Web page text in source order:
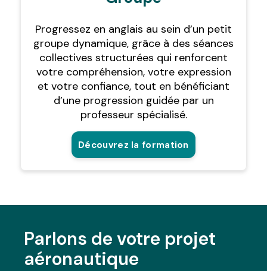
Progressez en anglais au sein d’un petit
groupe dynamique, grâce à des séances
collectives structurées qui renforcent
votre compréhension, votre expression
et votre confiance, tout en bénéficiant
d’une progression guidée par un
professeur spécialisé.
Découvrez la formation
Parlons de votre projet
aéronautique